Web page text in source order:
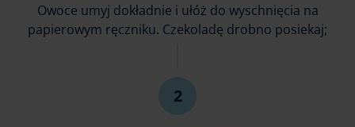
Owoce umyj dokładnie i ułóż do wyschnięcia na
papierowym ręczniku. Czekoladę drobno posiekaj;